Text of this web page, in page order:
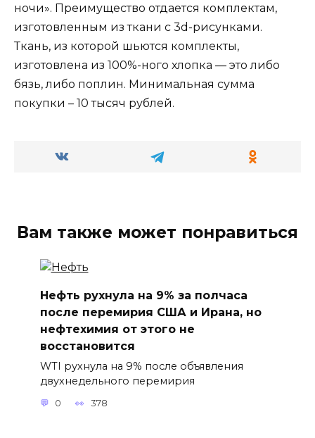
ночи». Преимущество отдается комплектам,
изготовленным из ткани с 3d-рисунками.
Ткань, из которой шьются комплекты,
изготовлена из 100%-ного хлопка — это либо
бязь, либо поплин. Минимальная сумма
покупки – 10 тысяч рублей.
Вам также может понравиться
Нефть рухнула на 9% за полчаса
после перемирия США и Ирана, но
нефтехимия от этого не
восстановится
WTI рухнула на 9% после объявления
двухнедельного перемирия
0 378